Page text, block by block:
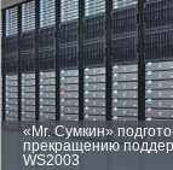
«Mr. Сумкин»
прекращению
WS2003